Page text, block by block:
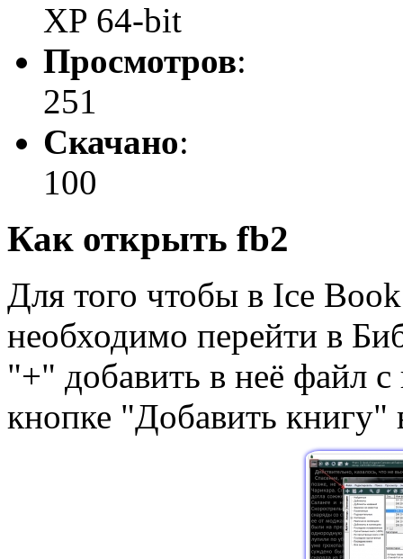
XP 64-bit
Просмотров:
251
Скачано:
100
Как открыть fb2
Для того чтобы в Ice
необходимо перейти в
"+" добавить в неё файл
кнопке "Добавить книгу"